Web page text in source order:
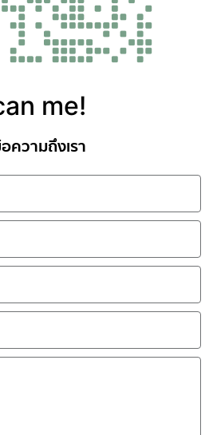
me!
ความถึงเรา